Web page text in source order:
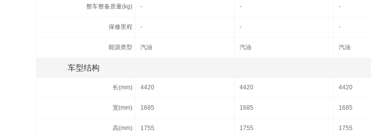
整车整备质量(kg) - - -
保修里程 - - -
能源类型 汽油 汽油 汽油
车型结构
长(mm) 4420 4420 4420
宽(mm) 1685 1685 1685
高(mm) 1755 1755 1755